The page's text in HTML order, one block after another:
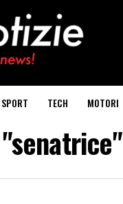
SPORT TECH MOTORI